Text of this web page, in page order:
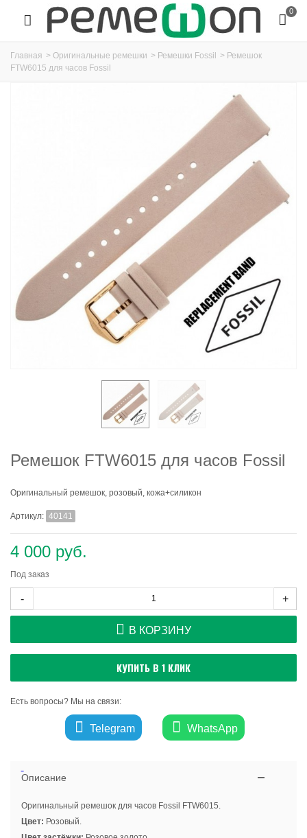
0
Главная > Оригинальные ремешки > Ремешки Fossil > Ремешок
FTW6015 для часов Fossil
Ремешок FTW6015 для часов Fossil
Оригинальный ремешок, розовый, кожа+силикон
Артикул: 40141
4 000 руб.
Под заказ
- +
В КОРЗИНУ
КУПИТЬ В 1 КЛИК
Есть вопросы? Мы на связи:
Telegram WhatsApp
Описание
Оригинальный ремешок для часов Fossil FTW6015.
Цвет: Розовый.